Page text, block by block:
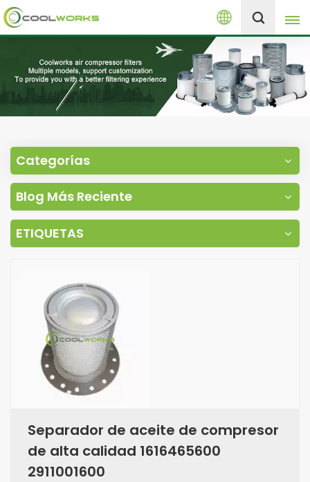
Español
English
español
العربية
русский
Melayu
+8613525046291
Categorías
Blog Más Reciente
ETIQUETAS
Separador de aceite de compresor
de alta calidad 1616465600
2911001600